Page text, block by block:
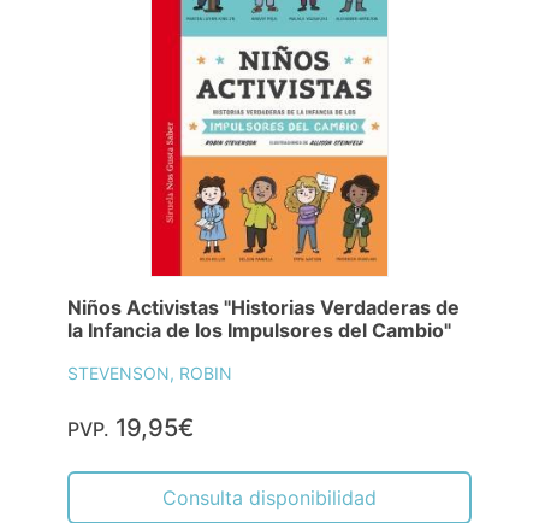
Niños Activistas "Historias Verdaderas de
la Infancia de los Impulsores del Cambio"
STEVENSON, ROBIN
PVP. 19,95€
Consulta disponibilidad